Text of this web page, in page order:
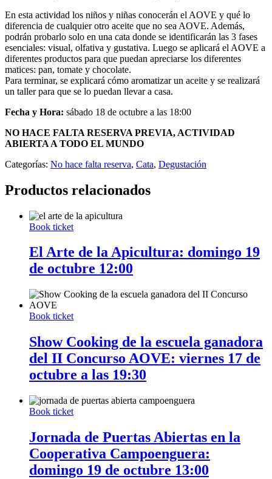
En esta actividad los niños y niñas conocerán el AOVE y qué lo
diferencia de cualquier otro aceite que no sea AOVE. Además,
podrán probarlo solo en una cata donde se identificarán las 3 fases
esenciales: visual, olfativa y gustativa. Luego se aplicará el AOVE a
diferentes productos para que puedan apreciarse los diferentes
matices: pan, tomate y chocolate.
Para terminar, se explicará cómo aromatizar un aceite y se realizará
un taller para que se lo puedan llevar a casa.
Fecha y Hora: sábado 18 de octubre a las 18:00
NO HACE FALTA RESERVA PREVIA, ACTIVIDAD
ABIERTA A TODO EL MUNDO
Categorías: No hace falta reserva, Cata, Degustación
Productos relacionados
Book ticket
El Arte de la Apicultura: domingo 19
de octubre 12:00
Book ticket
Show Cooking de la escuela ganadora
del II Concurso AOVE: viernes 17 de
octubre a las 19:30
Book ticket
Jornada de Puertas Abiertas en la
Cooperativa Campoenguera:
domingo 19 de octubre 13:00